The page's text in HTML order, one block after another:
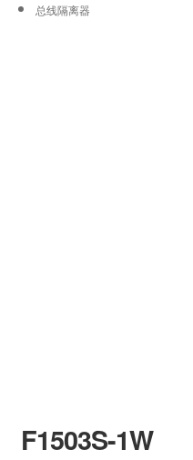
F1503S-1W
总线隔离器